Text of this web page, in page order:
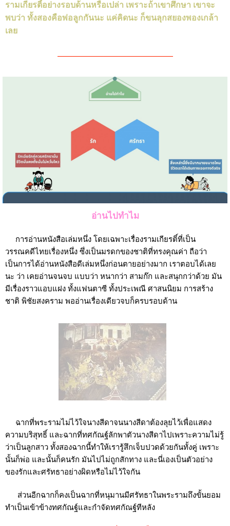
รามเกียรติ์อย่างรอบด้านหรือเปล่า เพราะถ้าเขาศึกษา เขาจะ
พบว่า ทั้งสองคือพ่อลูกกันนะ แค่คิดนะ ก็ขนลุกสยองพองเกล้า
เลย
———————————————
อ่านไปทำไม
การอ่านหนังสือเล่มหนึ่ง โดยเฉพาะเรื่องรามเกียรติ์ที่เป็น
วรรณคดีไทยเรื่องหนึ่ง ซึ่งเป็นมรดกของชาติที่ทรงคุณค่า ถือว่า
เป็นการได้อ่านหนังสือดีเล่มหนึ่งก่อนตายอย่างมาก เราตอบได้เลย
นะ ว่า เคยอ่านจนจบ แบบว่า หนากว่า สามก๊ก และสนุกกว่าด้วย มัน
มีเรื่องราวแอบแฝง ทั้งแฟนตาซี ทั้งประเพณี ศาสนนิยม การสร้าง
ชาติ พิชัยสงคราม พออ่านเรื่องเดียวจบก็ครบรอบด้าน
ฉากที่พระรามไม่ไว้ใจนางสีดาจนนางสีดาต้องลุยไว้เพื่อแสดง
ความบริสุทธิ์ และฉากที่ทศกัณฐ์ลักพาตัวนางสีดาไปเพราะความไม่รู้
ว่าเป็นลูกสาว ทั้งสองฉากนี้ทำให้เรารู้สึกเจ็บปวดด้วยกันทั้งคู่ เพราะ
นั้นก็พ่อ และนั้นก็คนรัก มันไปไม่ถูกสักทาง และนี่เองเป็นตัวอย่าง
ของรักและศรัทธาอย่างผิดหรือไม่ไว้ใจกัน
ส่วนอีกฉากก็คงเป็นฉากที่หนุมานมีศรัทธาในพระรามถึงขั้นยอม
ทำเป็นเข้าข้างทศกัณฐ์และกำจัดทศกัณฐ์ทีหลัง